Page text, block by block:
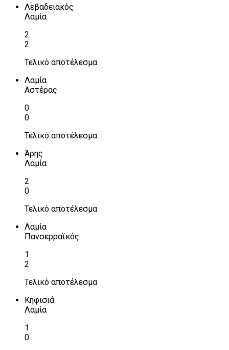
Λεβαδειακός
Λαμία
2
2
Τελικό αποτέλεσμα
Λαμία
Αστέρας
0
0
Τελικό αποτέλεσμα
Άρης
Λαμία
2
0
Τελικό αποτέλεσμα
Λαμία
Πανσερραϊκός
1
2
Τελικό αποτέλεσμα
Κηφισιά
Λαμία
1
0